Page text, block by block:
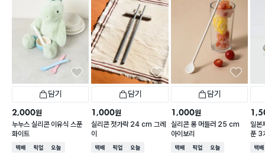
담기
2,000원
누누스 실리콘 이유식 스푼
화이트
택배배송매장픽업오늘배송
담기
1,000원
실리콘 젓가락 24 cm 그레
이
택배배송매장픽업오늘배송
담기
1,000원
실리콘 롱 머들러 25 cm
아이보리
택배배송매장픽업오늘배송
일본
푼 3
택배